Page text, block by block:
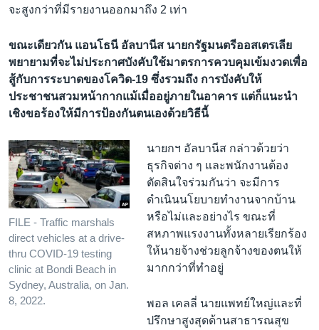
จะสูงกว่าที่มีรายงานออกมาถึง 2 เท่า
ขณะเดียวกัน แอนโธนี อัลบานีส นายกรัฐมนตรีออสเตรเลีย
พยายามที่จะไม่ประกาศบังคับใช้มาตรการควบคุมเข้มงวดเพื่อ
สู้กับการระบาดของโควิด-19 ซึ่งรวมถึง การบังคับให้
ประชาชนสวมหน้ากากแม้เมื่ออยู่ภายในอาคาร แต่ก็แนะนำ
เชิงขอร้องให้มีการป้องกันตนเองด้วยวิธีนี้
FILE - Traffic marshals
direct vehicles at a drive-
thru COVID-19 testing
clinic at Bondi Beach in
Sydney, Australia, on Jan.
8, 2022.
นายกฯ อัลบานีส กล่าวด้วยว่า
ธุรกิจต่าง ๆ และพนักงานต้อง
ตัดสินใจร่วมกันว่า จะมีการ
ดำเนินนโยบายทำงานจากบ้าน
หรือไม่และอย่างไร ขณะที่
สหภาพแรงงานทั้งหลายเรียกร้อง
ให้นายจ้างช่วยลูกจ้างของตนให้
มากกว่าที่ทำอยู่
พอล เคลลี่ นายแพทย์ใหญ่และที่
ปรึกษาสูงสุดด้านสาธารณสุข